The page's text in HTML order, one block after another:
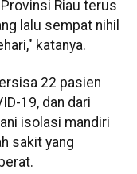
Riau terus
lalu sempat nihil
katanya.
22 pasien
19, dan dari
isolasi mandiri
sakit yang